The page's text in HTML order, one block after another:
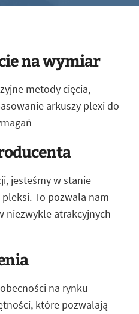
na wymiar
metody cięcia,
arkuszy plexi do
jesteśmy w stanie
To pozwala nam
niezwykle atrakcyjnych
na rynku
które pozwalają